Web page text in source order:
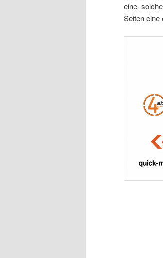
eine
Seiten eine